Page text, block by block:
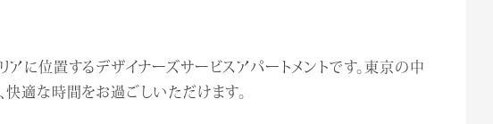
に位置するデザイナーズサービスアパートメントです。東京の中
適な時間をお過ごしいただけます。